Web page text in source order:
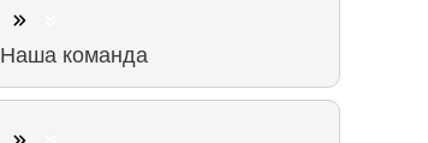
Наша команда